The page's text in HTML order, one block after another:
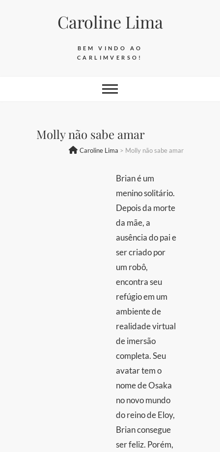
Caroline Lima
BEM VINDO AO
CARLIMVERSO!
Molly não sabe amar
Caroline Lima > Molly não sabe amar
Brian é um
menino solitário.
Depois da morte
da mãe, a
ausência do pai e
ser criado por
um robô,
encontra seu
refúgio em um
ambiente de
realidade virtual
de imersão
completa. Seu
avatar tem o
nome de Osaka
no novo mundo
do reino de Eloy,
Brian consegue
ser feliz. Porém,